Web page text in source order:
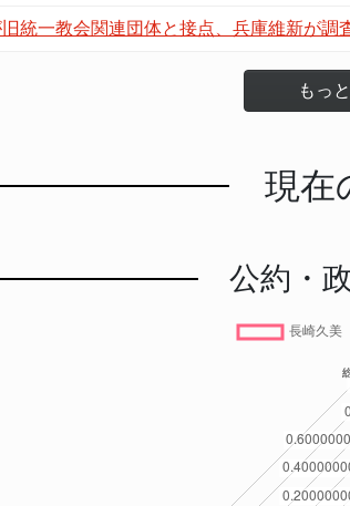
統一教会関連団体と接点、兵庫維新が調
もっ
現在
公約・